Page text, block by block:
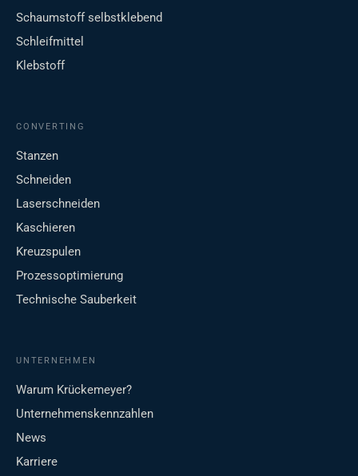
Schaumstoff selbstklebend
Schleifmittel
Klebstoff
CONVERTING
Stanzen
Schneiden
Laserschneiden
Kaschieren
Kreuzspulen
Prozessoptimierung
Technische Sauberkeit
UNTERNEHMEN
Warum Krückemeyer?
Unternehmenskennzahlen
News
Karriere